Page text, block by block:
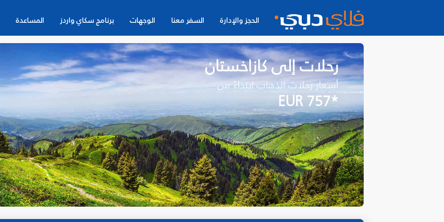
الحجز والإدارة السفر معنا الوجهات برنامج سكاي واردز المساعدة
رحلات إلى كازاخستان
أسعار رحلات الذهاب ابتداءً من
*EUR 757